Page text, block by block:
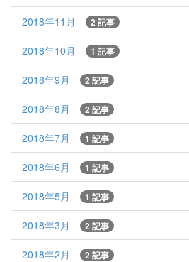
2018年11月 2 記事
2018年10月 1 記事
2018年9月 2 記事
2018年8月 2 記事
2018年7月 1 記事
2018年6月 1 記事
2018年5月 1 記事
2018年3月 2 記事
2018年2月 2 記事